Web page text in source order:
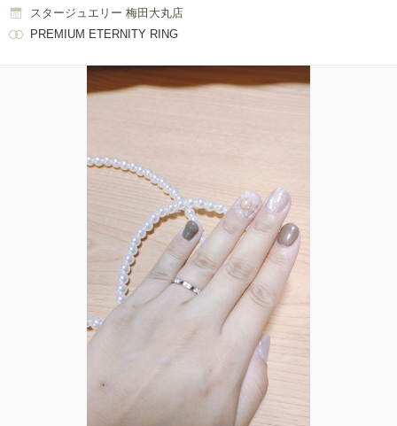
スタージュエリー 梅田大丸店
PREMIUM ETERNITY RING